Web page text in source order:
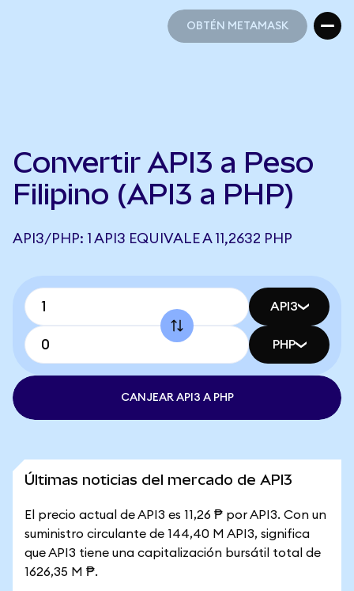
OBTÉN METAMASK
Convertir API3 a Peso
Filipino (API3 a PHP)
API3/PHP: 1 API3 EQUIVALE A 11,2632 PHP
API3
PHP
CANJEAR API3 A PHP
Últimas noticias del mercado de API3
El precio actual de API3 es 11,26 ₱ por API3. Con un
suministro circulante de 144,40 M API3, significa
que API3 tiene una capitalización bursátil total de
1626,35 M ₱.